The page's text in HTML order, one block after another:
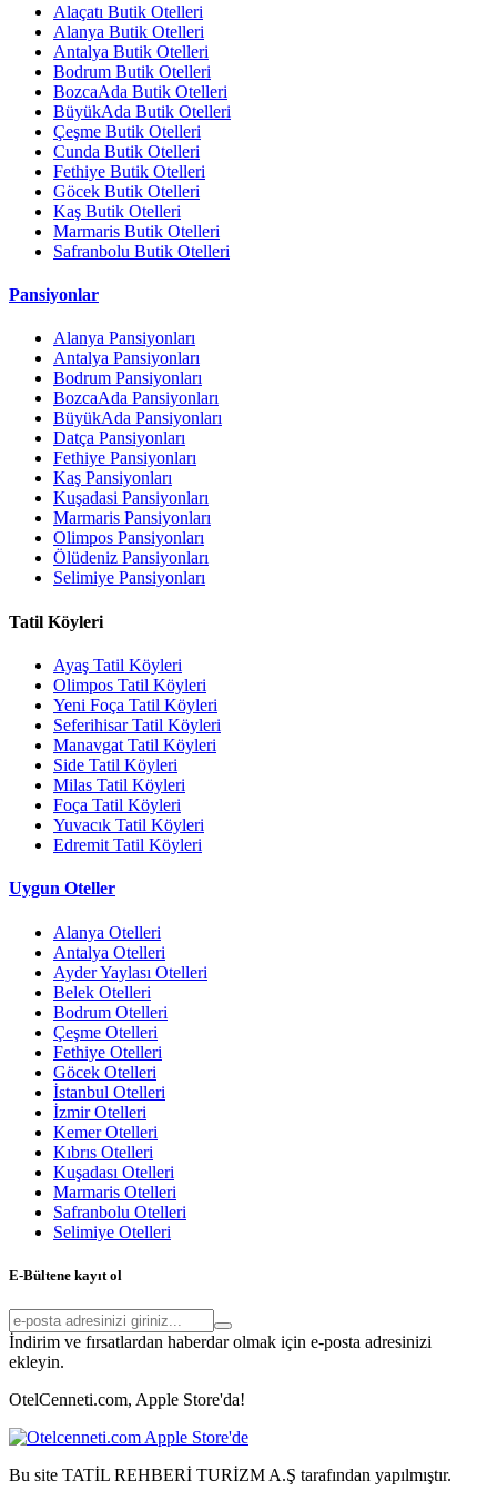
Alaçatı Butik Otelleri
Alanya Butik Otelleri
Antalya Butik Otelleri
Bodrum Butik Otelleri
BozcaAda Butik Otelleri
BüyükAda Butik Otelleri
Çeşme Butik Otelleri
Cunda Butik Otelleri
Fethiye Butik Otelleri
Göcek Butik Otelleri
Kaş Butik Otelleri
Marmaris Butik Otelleri
Safranbolu Butik Otelleri
Pansiyonlar
Alanya Pansiyonları
Antalya Pansiyonları
Bodrum Pansiyonları
BozcaAda Pansiyonları
BüyükAda Pansiyonları
Datça Pansiyonları
Fethiye Pansiyonları
Kaş Pansiyonları
Kuşadasi Pansiyonları
Marmaris Pansiyonları
Olimpos Pansiyonları
Ölüdeniz Pansiyonları
Selimiye Pansiyonları
Tatil Köyleri
Ayaş Tatil Köyleri
Olimpos Tatil Köyleri
Yeni Foça Tatil Köyleri
Seferihisar Tatil Köyleri
Manavgat Tatil Köyleri
Side Tatil Köyleri
Milas Tatil Köyleri
Foça Tatil Köyleri
Yuvacık Tatil Köyleri
Edremit Tatil Köyleri
Uygun Oteller
Alanya Otelleri
Antalya Otelleri
Ayder Yaylası Otelleri
Belek Otelleri
Bodrum Otelleri
Çeşme Otelleri
Fethiye Otelleri
Göcek Otelleri
İstanbul Otelleri
İzmir Otelleri
Kemer Otelleri
Kıbrıs Otelleri
Kuşadası Otelleri
Marmaris Otelleri
Safranbolu Otelleri
Selimiye Otelleri
E-Bültene kayıt ol
İndirim ve fırsatlardan haberdar olmak için e-posta adresinizi
ekleyin.
OtelCenneti.com, Apple Store'da!
Bu site TATİL REHBERİ TURİZM A.Ş tarafından yapılmıştır.